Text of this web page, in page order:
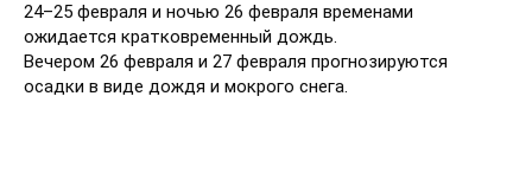
24–25 февраля и ночью 26 февраля временами
ожидается кратковременный дождь.
Вечером 26 февраля и 27 февраля прогнозируются
осадки в виде дождя и мокрого снега.